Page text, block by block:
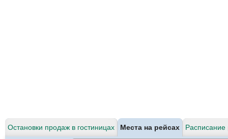
Остановки продаж в гостиницах Места на рейсах Расписание